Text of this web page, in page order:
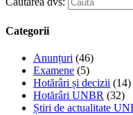
Categorii
Anunțuri (46)
Examene (5)
Hotărâri și decizii (14)
Hotărâri UNBR (32)
Știri de actualitate